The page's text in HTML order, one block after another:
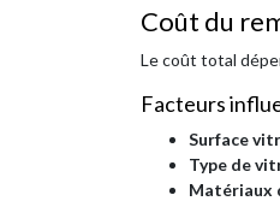
Coût du
Le coût total
Facteurs
Surface
Type de
Matériaux